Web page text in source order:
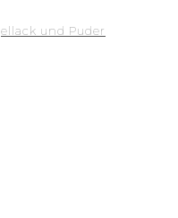
und Puder